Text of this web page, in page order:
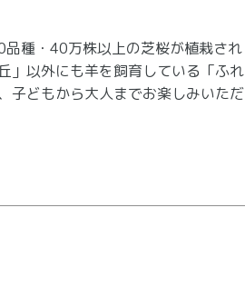
種・40万株以上の芝桜が植栽され
」以外にも羊を飼育している「ふれ
子どもから大人までお楽しみいただ